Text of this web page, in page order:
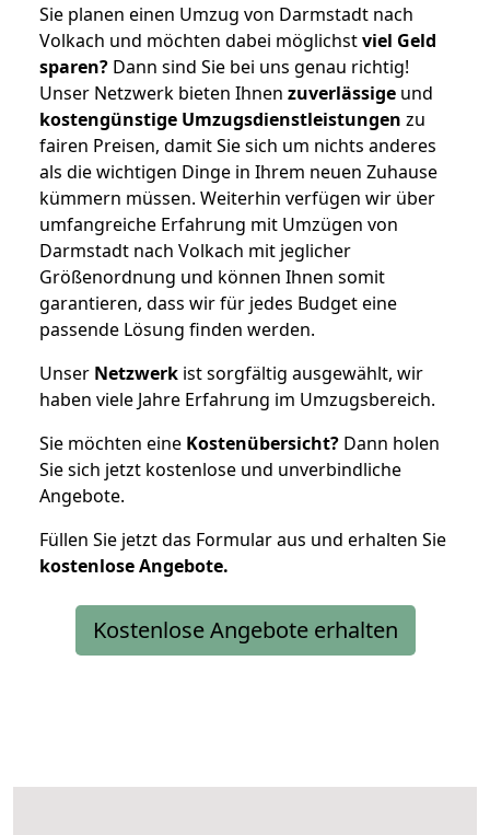
Sie planen einen Umzug von Darmstadt nach
Volkach und möchten dabei möglichstviel Geld
sparen? Dann sind Sie bei uns genau richtig!
Unser Netzwerk bieten Ihnen zuverlässige und
kostengünstige Umzugsdienstleistungen zu
fairen Preisen, damit Sie sich um nichts anderes
als die wichtigen Dinge in Ihrem neuen Zuhause
kümmern müssen. Weiterhin verfügen wir über
umfangreiche Erfahrung mit Umzügen von
Darmstadt nach Volkach mit jeglicher
Größenordnung und können Ihnen somit
garantieren, dass wir für jedes Budget eine
passende Lösung finden werden.
Unser Netzwerk ist sorgfältig ausgewählt, wir
haben viele Jahre Erfahrung im Umzugsbereich.
Sie möchten eine Kostenübersicht? Dann holen
Sie sich jetzt kostenlose und unverbindliche
Angebote.
Füllen Sie jetzt das Formular aus und erhalten Sie
kostenloseAngebote.
Kostenlose Angebote erhalten